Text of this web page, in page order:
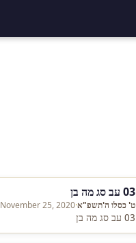
03 עב סג מה בן
ט' כסלו ה'תשפ"א·
November 25, 2020
03 עב סג מה בן